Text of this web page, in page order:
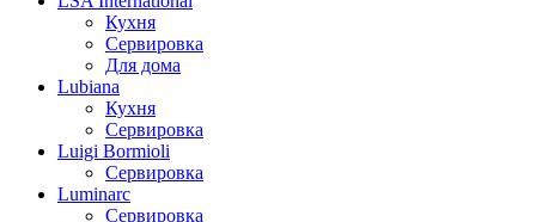
Кухня
Сервировка
Для дома
Lubiana
Кухня
Сервировка
Luigi Bormioli
Сервировка
Luminarc
Сервировка